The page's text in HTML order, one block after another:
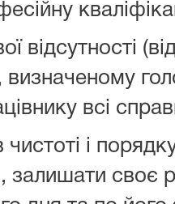
відсутності
визначеному
всі
і
залишати своє